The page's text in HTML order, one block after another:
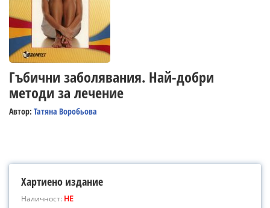
Гъбични заболявания. Най-добри
методи за лечение
Автор: Татяна Воробьова
Хартиено издание
Наличност: НЕ